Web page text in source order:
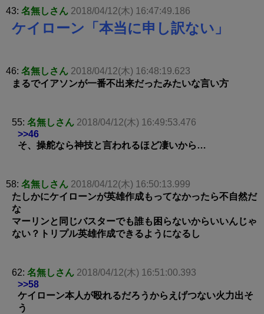
43: 名無しさん 2018/04/12(木) 16:47:49.186
ケイローン「本当に申し訳ない」
46: 名無しさん 2018/04/12(木) 16:48:19.623
まるでイアソンが一番不出来だったみたいな言い方
55: 名無しさん 2018/04/12(木) 16:49:53.476
>>46
そ、操舵なら神技と言われるほど凄いから…
58: 名無しさん 2018/04/12(木) 16:50:13.999
たしかにケイローンが英雄作成もってなかったら不自然だ
な
マーリンと同じバスターでも誰も困らないからいいんじゃ
ない？トリプル英雄作成できるようになるし
62: 名無しさん 2018/04/12(木) 16:51:00.393
>>58
ケイローン本人が殴れるだろうからえげつない火力出そ
う